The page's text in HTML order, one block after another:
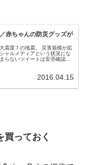
赤ちゃんの防災グッズが
震度７の地震。 災害規模が拡
ャルメディアという状況にな
らないツイートは安否確認や
2016.04.15
買っておく